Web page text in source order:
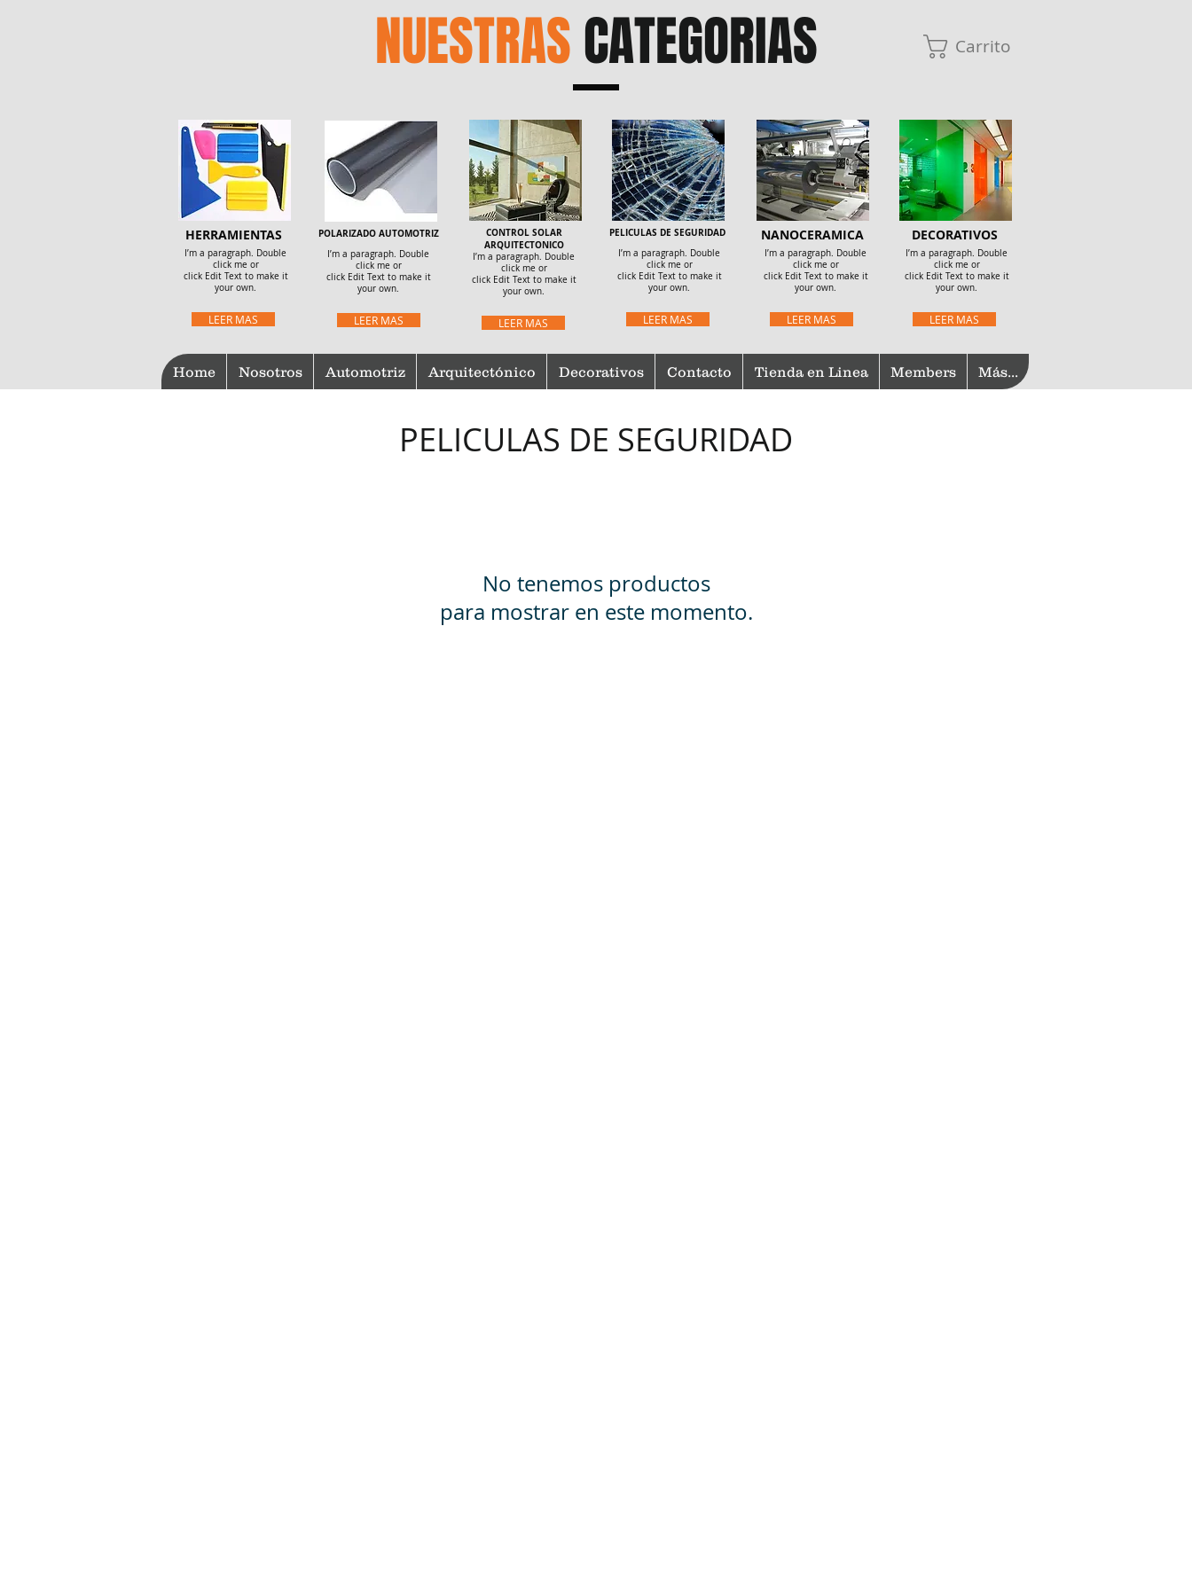
NUESTRASCATEGORIAS
HERRAMIENTAS
I’m a paragraph. Double
click me or
click Edit Text to make it
your own.
LEER MAS
POLARIZADO AUTOMOTRIZ
I’m a paragraph. Double
click me or
click Edit Text to make it
your own.
LEER MAS
CONTROL SOLAR
ARQUITECTONICO
I’m a paragraph. Double
click me or
click Edit Text to make it
your own.
I’m a paragraph. Double
click me or
click Edit Text to make it
your own.
PELICULAS DE SEGURIDAD
LEER MAS LEER MAS
DECORATIVOS
NANOCERAMICA
I’m a paragraph. Double
click me or
click Edit Text to make it
your own.
I’m a paragraph. Double
click me or
click Edit Text to make it
your own.
LEER MAS LEER MAS
Carrito
Home Nosotros Automotriz Arquitectónico Decorativos Contacto Tienda en Linea Members Más...
PELICULAS DE SEGURIDAD
No tenemos productos
para mostrar en este momento.